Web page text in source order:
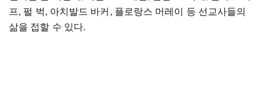
프, 펄 벅, 아치발드 바커, 플로랑스 머레이 등 선교사들의
삶을 접할 수 있다.